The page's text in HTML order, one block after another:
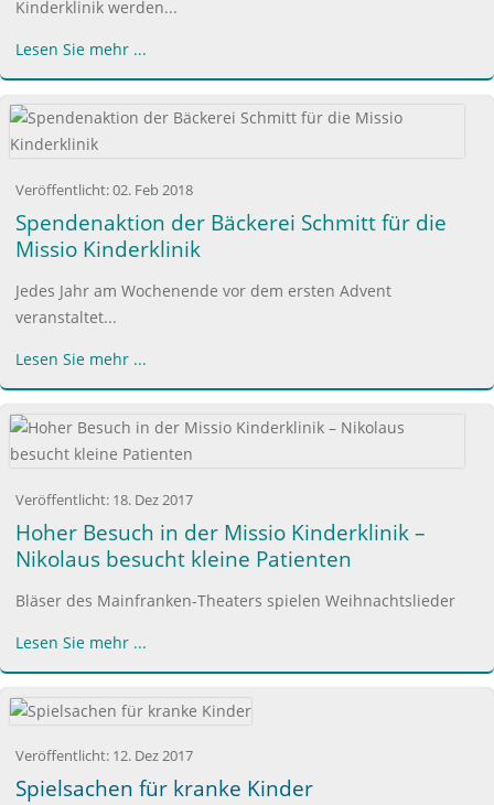
Kinderklinik werden...
Lesen Sie mehr ...
Veröffentlicht:02. Feb 2018
Spendenaktion der Bäckerei Schmitt für die
Missio Kinderklinik
Jedes Jahr am Wochenende vor dem ersten Advent
veranstaltet...
Lesen Sie mehr ...
Veröffentlicht: 18. Dez 2017
Hoher Besuch in der Missio Kinderklinik –
Nikolaus besucht kleine Patienten
Bläser des Mainfranken-Theaters spielen Weihnachtslieder
Lesen Sie mehr ...
Veröffentlicht: 12. Dez 2017
Spielsachen für kranke Kinder